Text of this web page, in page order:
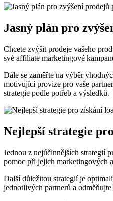
Jasný plán pro
Chcete zvýšit prodeje vašeho
své affiliate marketingové
Dále se zaměřte na výběr
motivující provize pro vaše
strategie podle potřeb a výsledků.
Nejlepší strategie
Jednou z nejúčinnějších strategií
pomoc při jejich marketingových
Další důležitou strategií je
jednotlivých partnerů a